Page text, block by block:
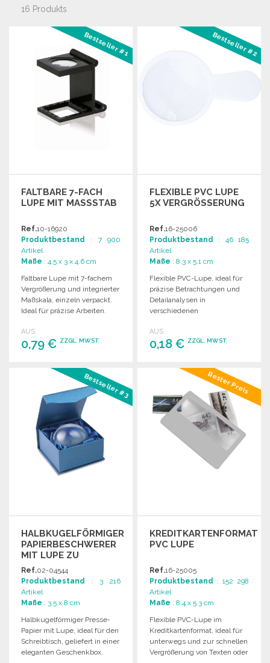
16 Produkts
Bestseller #1
FALTBARE 7-FACH
LUPE MIT MASSSTAB
Ref.10-16920
Produktbestand : 7 900
Artikel
Maße : 4.5 x 3 x 4.6 cm
Faltbare Lupe mit 7-fachem
Vergrößerung und integrierter
Maßskala, einzeln verpackt.
Ideal für präzise Arbeiten.
AUS
0,79 € ZZGL. MWST.
BESTELLEN
Angebot anfordern
Bestseller #2
FLEXIBLE PVC LUPE
5X VERGRÖSSERUNG
Ref.16-25006
Produktbestand : 46 185
Artikel
Maße : 8.3 x 5.1 cm
Flexible PVC-Lupe, ideal für
präzise Betrachtungen und
Detailanalysen in
verschiedenen
handlich für den täglichen
Gebrauch.
AUS
0,18 € ZZGL. MWST.
BESTELLEN
Angebot anfordern
Bestseller #3
HALBKUGELFÖRMIGER
PAPIERBESCHWERER
MIT LUPE ZU
GROSSHANDELSPREISEN
Ref.02-04544
Produktbestand : 3 216
Artikel
Maße : 3.5 x 8 cm
Halbkugelförmiger Presse-
Papier mit Lupe, ideal für den
Schreibtisch, geliefert in einer
eleganten Geschenkbox.
Bester Preis
KREDITKARTENFORMAT
PVC LUPE
Ref.16-25005
Produktbestand : 152 298
Artikel
Maße : 8.4 x 5.3 cm
Flexible PVC-Lupe im
Kreditkartenformat, ideal für
unterwegs und zur schnellen
Vergrößerung von Texten oder